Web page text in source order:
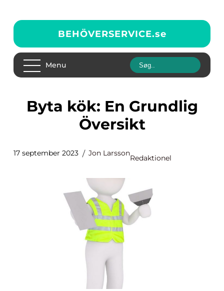
BEHÖVERSERVICE.se
Menu
Byta kök: En Grundlig
Översikt
17 september 2023 Jon Larsson
Redaktionel